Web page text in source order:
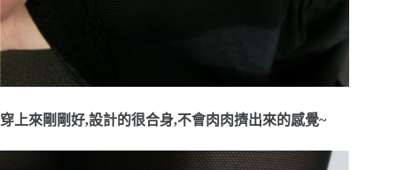
穿上來剛剛好,設計的很合身,不會肉肉擠出來的感覺~